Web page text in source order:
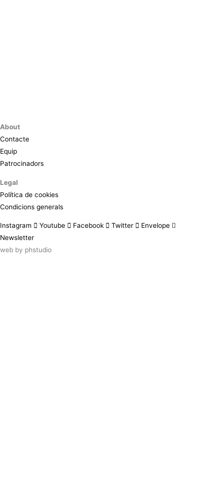
About
Contacte
Equip
Patrocinadors
Legal
Política de cookies
Condicions generals
Instagram Youtube Facebook Twitter
Envelope
Newsletter
web by phstudio